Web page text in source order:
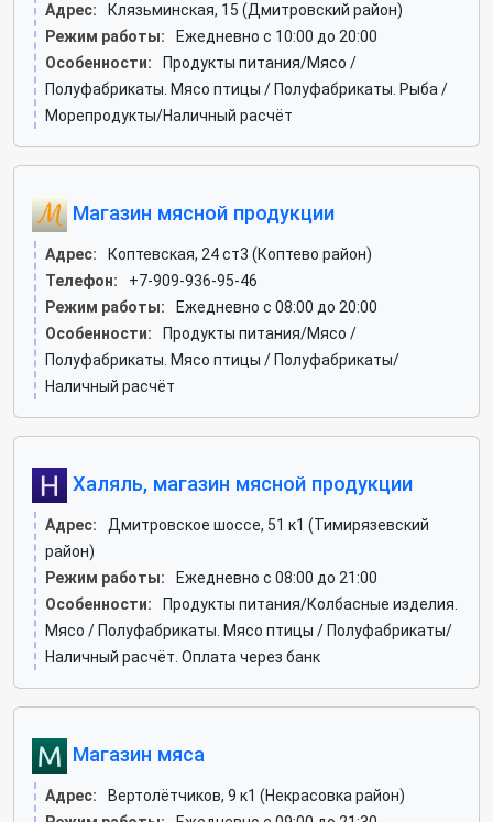
Адрес:
Клязьминская, 15 (Дмитровский район)
Режим работы:
Ежедневно с 10:00 до 20:00
Особенности:
Продукты питания/Мясо /
Полуфабрикаты. Мясо птицы / Полуфабрикаты. Рыба /
Морепродукты/Наличный расчёт
Магазин мясной продукции
Адрес:
Коптевская, 24 ст3 (Коптево район)
Телефон:
+7-909-936-95-46
Режим работы:
Ежедневно с 08:00 до 20:00
Особенности:
Продукты питания/Мясо /
Полуфабрикаты. Мясо птицы / Полуфабрикаты/
Наличный расчёт
Халяль, магазин мясной продукции
Адрес:
Дмитровское шоссе, 51 к1 (Тимирязевский
район)
Режим работы:
Ежедневно с 08:00 до 21:00
Особенности:
Продукты питания/Колбасные изделия.
Мясо / Полуфабрикаты. Мясо птицы / Полуфабрикаты/
Наличный расчёт. Оплата через банк
Магазин мяса
Адрес:
Вертолётчиков, 9 к1 (Некрасовка район)